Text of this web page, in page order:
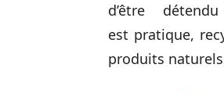
d’être
est pratique,
produits